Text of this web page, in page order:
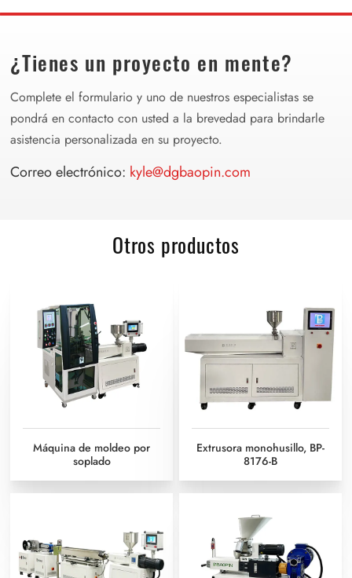
¿Tienes un proyecto en mente?
Complete el formulario y uno de nuestros especialistas se
pondrá en contacto con usted a la brevedad para brindarle
asistencia personalizada en su proyecto.
Correo electrónico: kyle@dgbaopin.com
Otros productos
Máquina de moldeo por
soplado
Extrusora monohusillo, BP-
8176-B